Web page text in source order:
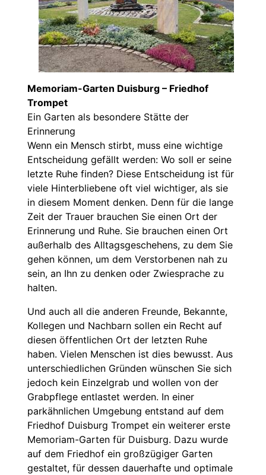
Memoriam-Garten Duisburg – Friedhof
Trompet
Ein Garten als besondere Stätte der
Erinnerung
Wenn ein Mensch stirbt, muss eine wichtige
Entscheidung gefällt werden: Wo soll er seine
letzte Ruhe finden? Diese Entscheidung ist für
viele Hinterbliebene oft viel wichtiger, als sie
in diesem Moment denken. Denn für die lange
Zeit der Trauer brauchen Sie einen Ort der
Erinnerung und Ruhe. Sie brauchen einen Ort
außerhalb des Alltagsgeschehens, zu dem Sie
gehen können, um dem Verstorbenen nah zu
sein, an Ihn zu denken oder Zwiesprache zu
halten.
Und auch all die anderen Freunde, Bekannte,
Kollegen und Nachbarn sollen ein Recht auf
diesen öffentlichen Ort der letzten Ruhe
haben. Vielen Menschen ist dies bewusst. Aus
unterschiedlichen Gründen wünschen Sie sich
jedoch kein Einzelgrab und wollen von der
Grabpflege entlastet werden. In einer
parkähnlichen Umgebung entstand auf dem
Friedhof Duisburg Trompet ein weiterer erste
Memoriam-Garten für Duisburg. Dazu wurde
auf dem Friedhof ein großzügiger Garten
gestaltet, für dessen dauerhafte und optimale